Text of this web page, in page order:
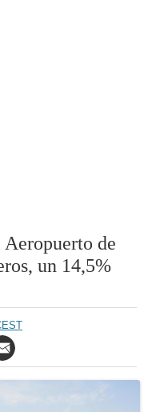
de
un 14,5%